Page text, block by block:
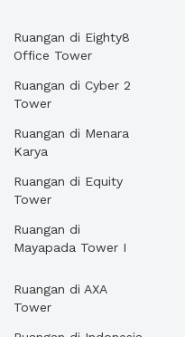
Ruangan di Eighty8
Office Tower
Ruangan di Cyber 2
Tower
Ruangan di Menara
Karya
Ruangan di Equity
Tower
Ruangan di
Mayapada Tower I
Ruangan di AXA
Tower